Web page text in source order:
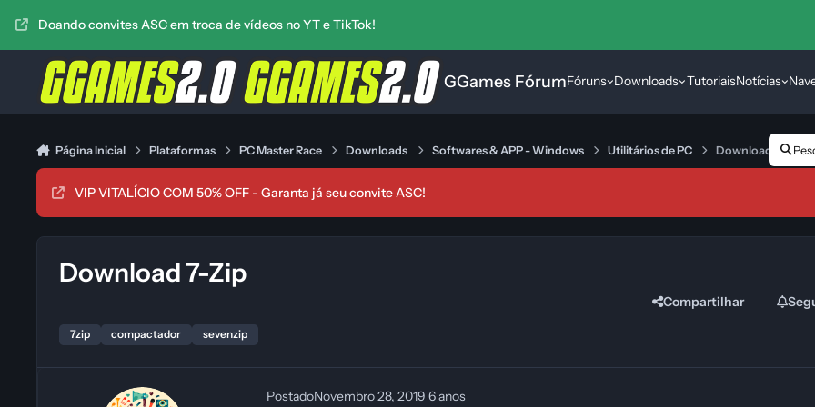
Doando convites ASC em troca de vídeos no YT e TikTok!
GGames FórumFóruns Downloads TutoriaisNotícias
Página Inicial Plataformas PC Master Race Downloads Softwares & APP - Windows Utilitários de PC Download 7-Zip
VIP VITALÍCIO COM 50% OFF - Garanta já seu convite ASC!
Download 7-Zip
7zip compactador sevenzip
Compartilhar
PostadoNovembro 28, 2019 6 anos